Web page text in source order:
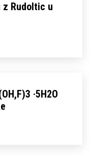
Rudoltic u
·5H2O